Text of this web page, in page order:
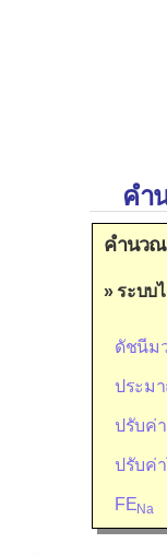
คำ
คำนวณ
» ระบบ
ดัชนีม
ประม
ปรับค่
ปรับค่
FENa